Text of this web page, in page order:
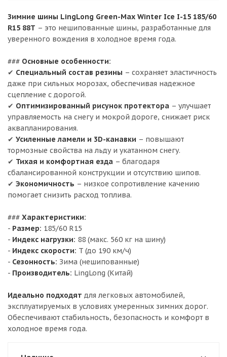
Зимние шины LingLong Green-Max Winter Ice I-15 185/60
R15 88T – это нешипованные шины, разработанные для
уверенного вождения в холодное время года.
### Основные особенности:
✔ Специальный состав резины – сохраняет эластичность
даже при сильных морозах, обеспечивая надежное
сцепление с дорогой.
✔ Оптимизированный рисунок протектора – улучшает
управляемость на снегу и мокрой дороге, снижает риск
аквапланирования.
✔ Усиленные ламели и 3D-канавки – повышают
тормозные свойства на льду и укатанном снегу.
✔ Тихая и комфортная езда – благодаря
сбалансированной конструкции и отсутствию шипов.
✔ Экономичность – низкое сопротивление качению
помогает снизить расход топлива.
### Характеристики:
- Размер: 185/60 R15
- Индекс нагрузки: 88 (макс. 560 кг на шину)
- Индекс скорости: T (до 190 км/ч)
- Сезонность: Зима (нешипованные)
- Производитель: LingLong (Китай)
Идеально подходят для легковых автомобилей,
эксплуатируемых в условиях умеренных зимних дорог.
Обеспечивают стабильность, безопасность и комфорт в
холодное время года.